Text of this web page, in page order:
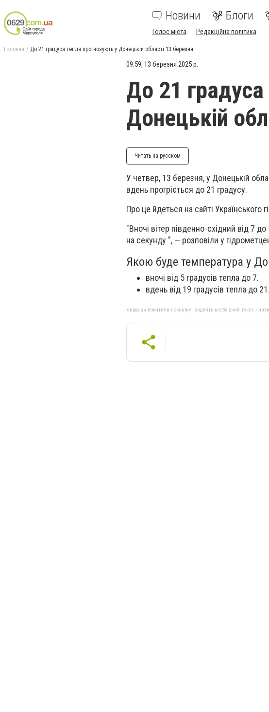
Новини Блоги
Голос міста Редакційна політика
Головна До 21 градуса тепла прогнозують у Донецькій області 13 березня
09:59, 13 березня 2025 р.
До 21
Донецькій
Читать на русском
У четвер, 13 березня, у Донецькій
вдень прогріється до 21 градусу.
Про це йдеться на сайті Українського
"Вночі вітер південно-східний від 7
на секунду ", — розповіли у
Якою буде температура у
вночі від 5 градусів тепла до 7.
вдень від 19 градусів тепла до 21.
Якщо ви помітили помилку, виділіть необхідний текст і